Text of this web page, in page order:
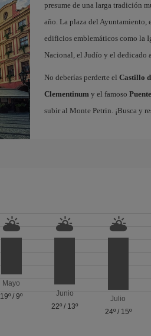
presume de una larga tradición
año. La plaza del Ayuntamiento,
edificios emblemáticos como la
Nacional, el Judío y el dedicado
No deberías perderte el Castillo
Clementinumy el famoso
subir al Monte Petrin. ¡Busca y
Mayo
19º /9º
Junio
22º / 13º
Julio
24º/ 15º